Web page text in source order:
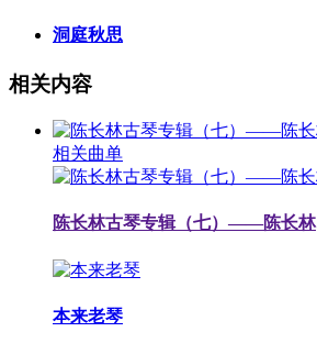
洞庭秋思
相关内容
相关曲单
陈长林古琴专辑（七）——陈长林
本来老琴